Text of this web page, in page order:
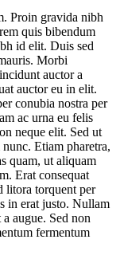
Proin gravida nibh
quis bibendum
id elit. Duis sed
Morbi
auctor a
auctor eu in elit.
conubia nostra per
ac urna eu felis
neque elit. Sed ut
Etiam pharetra,
quam, ut aliquam
Erat consequat
litora torquent per
in erat justo. Nullam
augue. Sed non
fermentum